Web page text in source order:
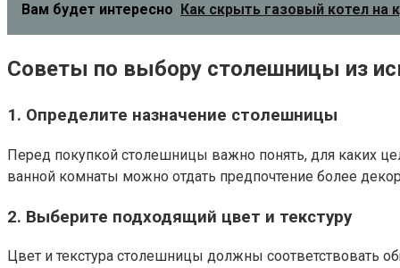
Вам будет интересно Как скрыть газовый котел на
Советы по выбору столешницы из
1. Определите назначение столешницы
Перед покупкой столешницы важно понять, для каких
ванной комнаты можно отдать предпочтение более
2. Выберите подходящий цвет и текстуру
Цвет и текстура столешницы должны соответствовать